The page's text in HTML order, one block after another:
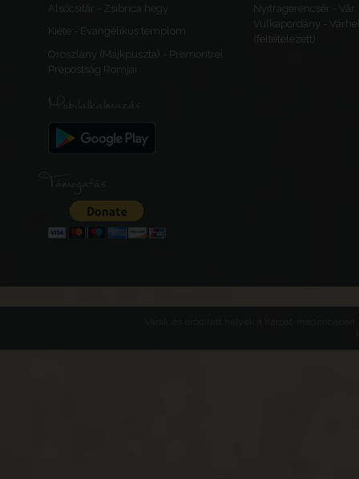
Alsócsitár - Zsibrica hegy
Nyitragerencsér - Vár
Kiéte - Evangélikus templom
Vulkapordány -
(feltételezett)
Oroszlány (Majkpuszta) - Premontrei
Prépostság Romjai
Mobilalkalmazás
Támogatás